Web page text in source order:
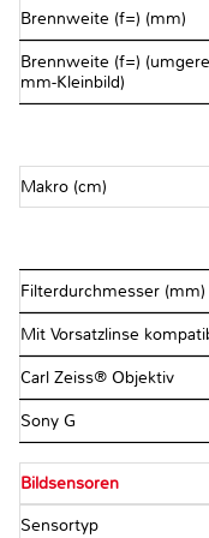
Brennweite (f=) (mm)
Brennweite (f=)
mm-Kleinbild)
Makro (cm)
Filterdurchmesser (mm)
Mit Vorsatzlinse
Carl Zeiss® Objektiv
Sony G
Bildsensoren
Sensortyp